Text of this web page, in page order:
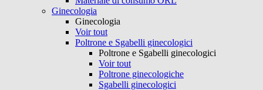
Ginecologia
Ginecologia
Voir tout
Poltrone e Sgabelli ginecologici
Poltrone e Sgabelli ginecologici
Voir tout
Poltrone ginecologiche
Sgabelli ginecologici